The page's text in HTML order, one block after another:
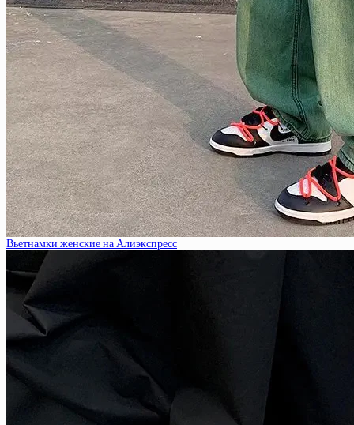
Вьетнамки женские на Алиэкспресс